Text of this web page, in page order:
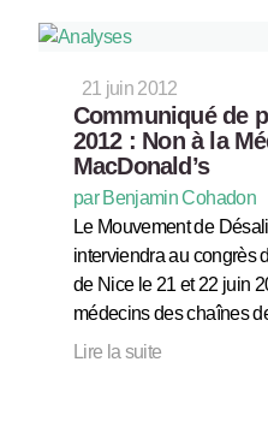
21 juin 2012
Communiqué de
2012 : Non à la
MacDonald’s
par Benjamin Cohadon
Le Mouvement de
interviendra au congrès
de Nice le 21 et 22 juin
médecins des chaînes
Lire la suite